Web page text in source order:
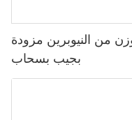
من النيوبرين مزودة
بجيب بسحاب